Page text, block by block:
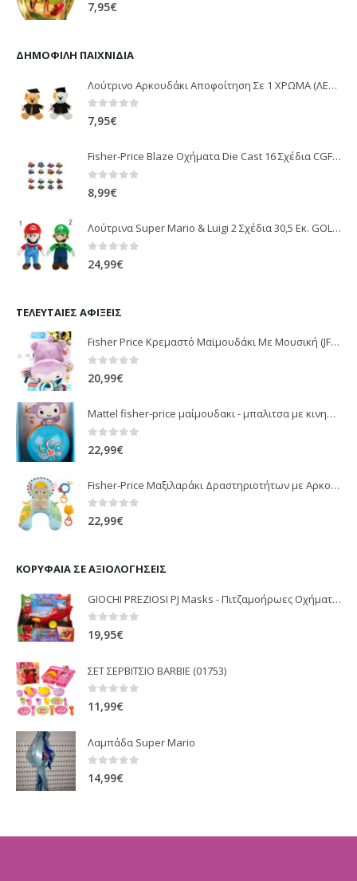
7,95€
ΔΗΜΟΦΙΛΉ ΠΑΙΧΝΊΔΙΑ
Λούτρινο Αρκουδάκι Αποφοίτηση Σε 1 ΧΡΩΜΑ (ΛΕΥΚΟ)25Εκ 1850
0out of 5
7,95€
Fisher-Price Blaze Οχήματα Die Cast 16 Σχέδια CGF20
0 out of 5
8,99€
Λούτρινα Super Mario & Luigi 2 Σχέδια 30,5 Εκ. GOL13769
0 out of 5
24,99€
ΤΕΛΕΥΤΑΊΕΣ ΑΦΊΞΕΙΣ
Fisher Price Κρεμαστό Μαϊμουδάκι Με Μουσική (JFF02)
0 out of 5
20,99€
Mattel fisher-price μαίμουδακι - μπαλιτσα με κινηση JLB95
22,99€
Fisher-Price Μαξιλαράκι Δραστηριοτήτων με Αρκουδάκι (JHB44)
0 out of 5
22,99€
ΚΟΡΥΦΑΊΑ ΣΕ ΑΞΙΟΛΟΓΉΣΕΙΣ
GIOCHI PREZIOSI PJ Masks - Πιτζαμοήρωες Οχήματα Speed Booster Με Φιγούρα Owl-Glitter PJM60200
0 out of 5
19,95€
ΣΕΤ ΣΕΡΒΙΤΣΙΟ BARBIE (01753)
0 out of 5
11,99€
Λαμπάδα Super Mario
0 out of 5
14,99€